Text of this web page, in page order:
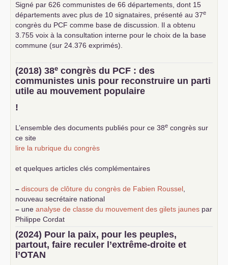
Signé par 626 communistes de 66 départements, dont 15
départements avec plus de 10 signataires, présenté au 37e
congrès du PCF comme base de discussion. Il a obtenu
3.755 voix à la consultation interne pour le choix de la base
commune (sur 24.376 exprimés).
(2018) 38e congrès du PCF : des
communistes unis pour reconstruire un parti
utile au mouvement populaire
!
L’ensemble des documents publiés pour ce 38e congrès sur
ce site
lire la rubrique du congrès
et quelques articles clés complémentaires
– discours de clôture du congrès de Fabien Roussel
nouveau secrétaire national
– une analyse de classe du mouvement des gilets jaunes par
Philippe Cordat
–
un texte de Jean-Claude Delaunay
le marxisme est la
science sociale de notre temps
–un appel proposé aux partis communistes et ouvrier
d’Europe
(2024) Pour la paix, pour les peuples,
partout, faire reculer l’extrême-droite et
l’OTAN